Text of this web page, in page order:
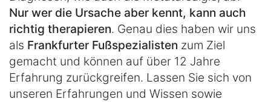
Nur wer die Ursache aber kennt, kann auch
richtig therapieren. Genau dies haben wir uns
als Frankfurter Fußspezialisten zum Ziel
gemacht und können auf über 12 Jahre
Erfahrung zurückgreifen. Lassen Sie sich von
unseren Erfahrungen und Wissen sowie